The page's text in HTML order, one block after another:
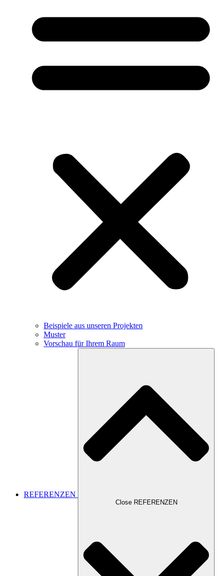
Beispiele aus unseren Projekten
Muster
Vorschau für Ihrem Raum
REFERENZEN
Close REFERENZEN